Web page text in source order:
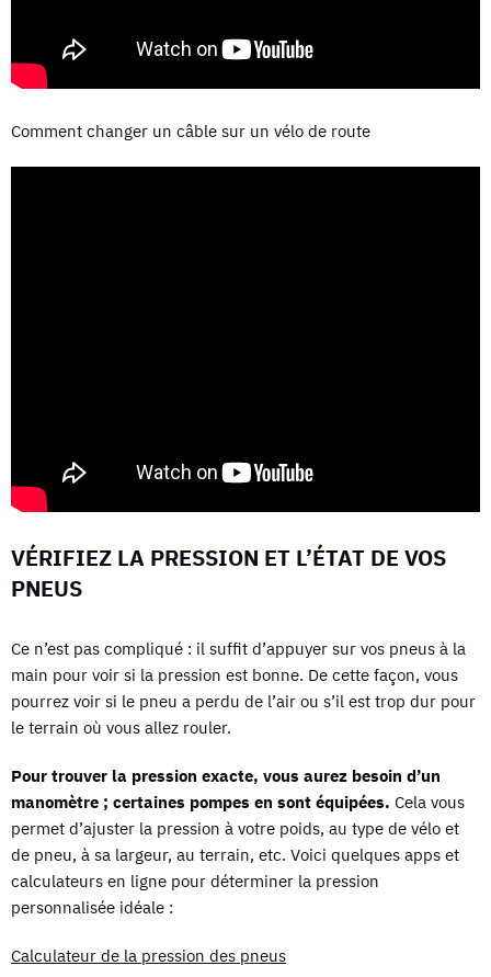
Comment changer un câble sur un vélo de route
VÉRIFIEZ LA PRESSION ET L’ÉTAT DE VOS
PNEUS
Ce n’est pas compliqué : il suffit d’appuyer sur vos pneus à la
main pour voir si la pression est bonne. De cette façon, vous
pourrez voir si le pneu a perdu de l’air ou s’il est trop dur pour
le terrain où vous allez rouler.
Pour trouver la pression exacte, vous aurez besoin d’un
manomètre ; certaines pompes en sont équipées. Cela vous
permet d’ajuster la pression à votre poids, au type de vélo et
de pneu, à sa largeur, au terrain, etc. Voici quelques apps et
calculateurs en ligne pour déterminer la pression
personnalisée idéale :
Calculateur de la pression des pneus